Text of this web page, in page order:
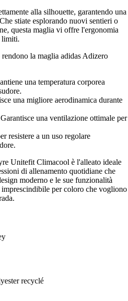
alla silhouette, garantendo una
stiate esplorando nuovi sentieri o
questa maglia vi offre l'ergonomia
limiti.
la maglia adidas Adizero
una temperatura corporea
una migliore aerodinamica durante
Garantisce una ventilazione ottimale per
resistere a un uso regolare
Unitefit Climacool è l'alleato ideale
di allenamento quotidiane che
moderno e le sue funzionalità
imprescindibile per coloro che vogliono
recyclé